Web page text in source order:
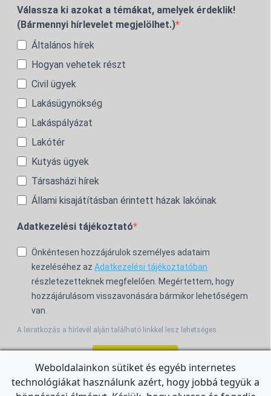
Válassza ki azokat a témákat, amelyek érdeklik!
(Bármennyi hírlevelet megjelölhet.)
Általános hírek
Hogyan vehetek részt
Civil ügyek
Lakásügynökség
Lakáspályázat
Lakótér
Kutyás ügyek
Társasházi hírek
Állami kisajátításban érintett házak lakóinak
Adatkezelési tájékoztató
Önkéntesen hozzájárulok személyes adataim
kezeléséhez az Adatkezelési tájékoztatóban
részletezetteknek megfelelően. Megértettem, hogy
hozzájárulásom visszavonására bármikor lehetőségem
van.
A leiratkozás a hírlevél alján található linkkel lesz lehetséges.
For the English Newsletter, clickHERE.
Weboldalainkon sütiket és egyéb internetes
technológiákat használunk azért, hogy jobbá tegyük a